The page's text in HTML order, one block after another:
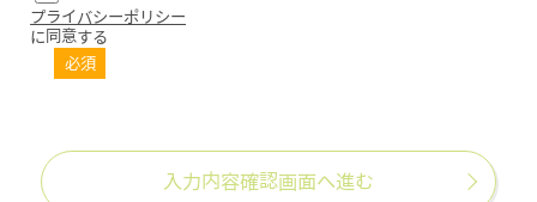
プライバシーポリシー
に同意する
必須